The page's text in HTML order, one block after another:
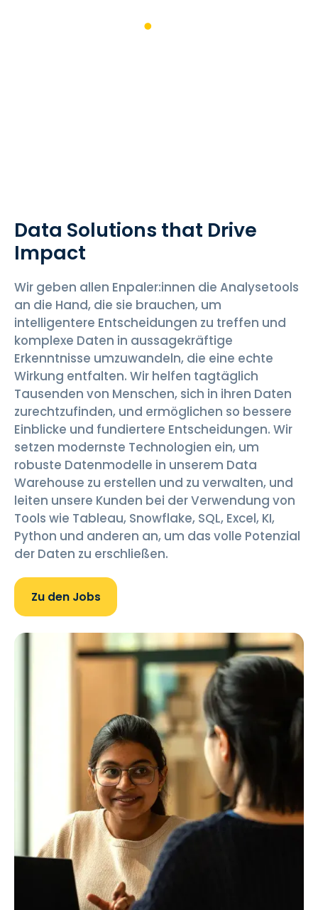
Data Solutions that Drive
Impact
Wir geben allen Enpaler:innen die Analysetools
an die Hand, die sie brauchen, um
intelligentere Entscheidungen zu treffen und
komplexe Daten in aussagekräftige
Erkenntnisse umzuwandeln, die eine echte
Wirkung entfalten. Wir helfen tagtäglich
Tausenden von Menschen, sich in ihren Daten
zurechtzufinden, und ermöglichen so bessere
Einblicke und fundiertere Entscheidungen. Wir
setzen modernste Technologien ein, um
robuste Datenmodelle in unserem Data
Warehouse zu erstellen und zu verwalten, und
leiten unsere Kunden bei der Verwendung von
Tools wie Tableau, Snowflake, SQL, Excel, KI,
Python und anderen an, um das volle Potenzial
der Daten zu erschließen.
Zu den Jobs